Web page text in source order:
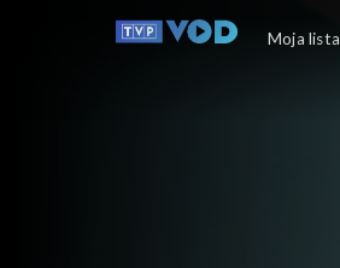
Opole
Moja lista